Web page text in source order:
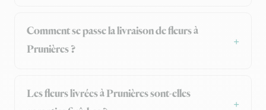
Comment se passe la livraison de fleurs à
Prunières ?
Les fleurs livrées à Prunières sont-elles